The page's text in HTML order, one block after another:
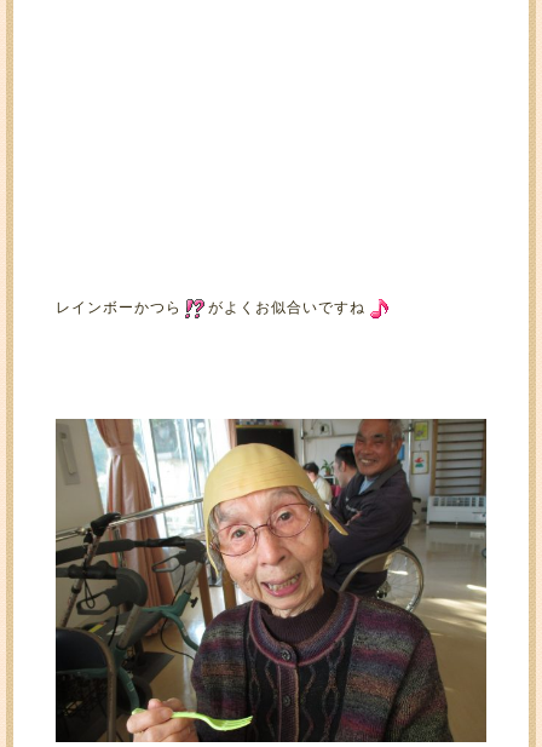
レインボーかつら がよくお似合いですね